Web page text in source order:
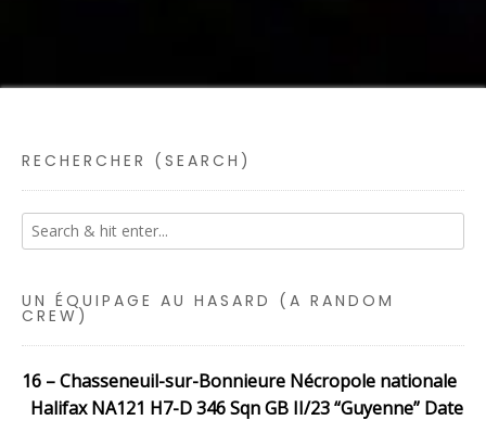
RECHERCHER (SEARCH)
UN ÉQUIPAGE AU HASARD (A RANDOM
CREW)
16 – Chasseneuil-sur-Bonnieure Nécropole nationale
Halifax NA121 H7-D 346 Sqn GB II/23 “Guyenne” Date